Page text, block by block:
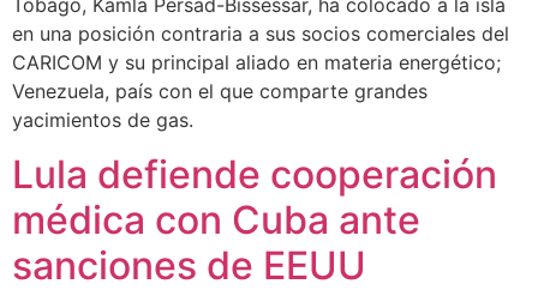
Tobago, Kamla Persad-Bissessar, ha colocado a la isla
en una posición contraria a sus socios comerciales del
CARICOM y su principal aliado en materia energético;
Venezuela, país con el que comparte grandes
yacimientos de gas.
Lula defiende cooperación
médica con Cuba ante
sanciones de EEUU